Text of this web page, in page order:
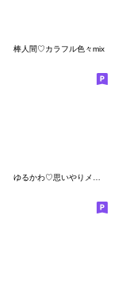
棒人間♡カラフル色々mix